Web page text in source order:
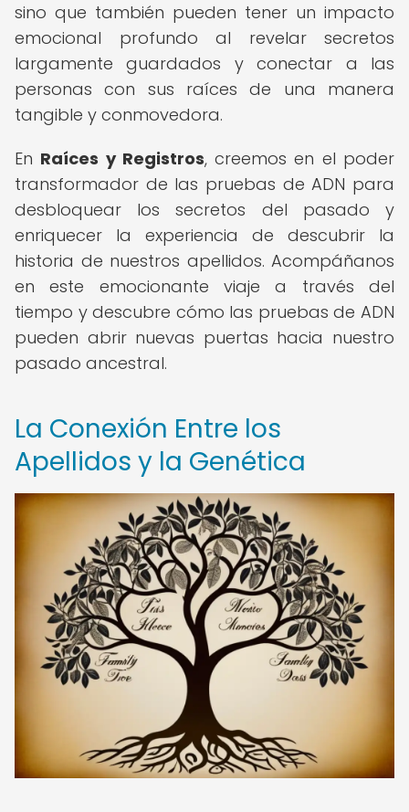
sino que también pueden tener un impacto
emocional profundo al revelar secretos
largamente guardados y conectar a las
personas con sus raíces de una manera
tangible y conmovedora.
En Raíces y Registros, creemos en el poder
transformador de las pruebas de ADN para
desbloquear los secretos del pasado y
enriquecer la experiencia de descubrir la
historia de nuestros apellidos. Acompáñanos
en este emocionante viaje a través del
tiempo y descubre cómo las pruebas de ADN
pueden abrir nuevas puertas hacia nuestro
pasado ancestral.
La Conexión Entre los
Apellidos y la Genética